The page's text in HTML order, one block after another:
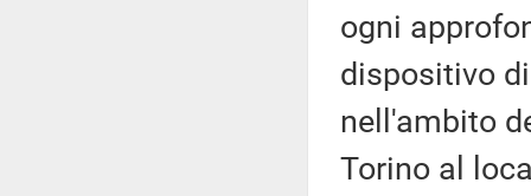
ogni
dispositivo
nell'ambito
Torino al